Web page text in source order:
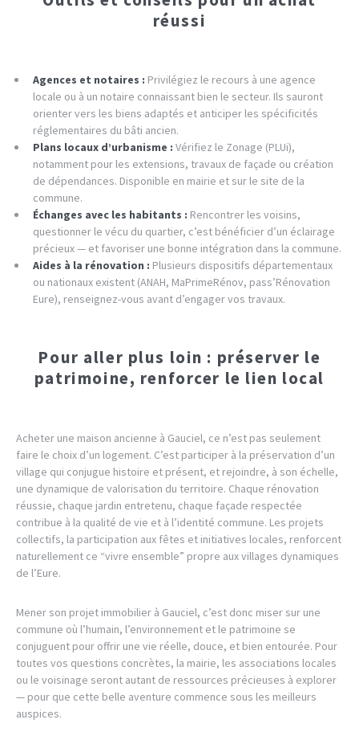
réussi
Agences et notaires : Privilégiez le recours à une agence
locale ou à un notaire connaissant bien le secteur. Ils sauront
orienter vers les biens adaptés et anticiper les spécificités
réglementaires du bâti ancien.
Plans locaux d’urbanisme : Vérifiez le Zonage (PLUi),
notamment pour les extensions, travaux de façade ou création
de dépendances. Disponible en mairie et sur le site de la
commune.
Échanges avec les habitants : Rencontrer les voisins,
questionner le vécu du quartier, c’est bénéficier d’un éclairage
précieux — et favoriser une bonne intégration dans la commune.
Aides à la rénovation : Plusieurs dispositifs départementaux
ou nationaux existent (ANAH, MaPrimeRénov, pass’Rénovation
Eure), renseignez-vous avant d’engager vos travaux.
Pour aller plus loin : préserver le
patrimoine, renforcer le lien local
Acheter une maison ancienne à Gauciel, ce n’est pas seulement
faire le choix d’un logement. C’est participer à la préservation d’un
village qui conjugue histoire et présent, et rejoindre, à son échelle,
une dynamique de valorisation du territoire. Chaque rénovation
réussie, chaque jardin entretenu, chaque façade respectée
contribue à la qualité de vie et à l’identité commune. Les projets
collectifs, la participation aux fêtes et initiatives locales, renforcent
naturellement ce “vivre ensemble” propre aux villages dynamiques
de l’Eure.
Mener son projet immobilier à Gauciel, c’est donc miser sur une
commune où l’humain, l’environnement et le patrimoine se
conjuguent pour offrir une vie réelle, douce, et bien entourée. Pour
toutes vos questions concrètes, la mairie, les associations locales
ou le voisinage seront autant de ressources précieuses à explorer
— pour que cette belle aventure commence sous les meilleurs
auspices.